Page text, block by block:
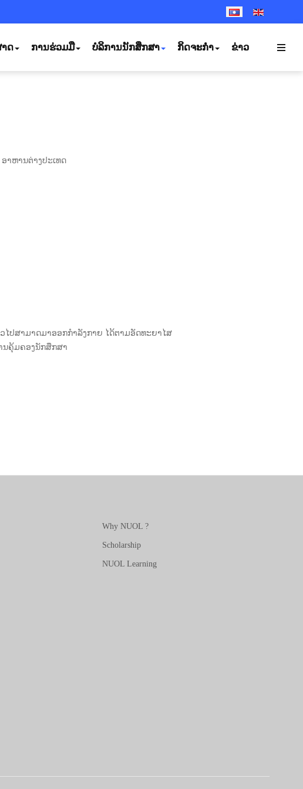
SELECT YOUR
ດ ການຮ່ວມມື ບໍລິການນັກສຶກສາ ກິດຈະກຳ ຂ່າວ
າຫານຕ່າງປະເທດ
ປສາມາດມາອອກກຳລັງກາຍ ໄດ້ຕາມອັດທະຍາໄສ
ນຄຸ້ມຄອງນັກສຶກສາ
Why NUOL ?
Scholarship
NUOL Learning